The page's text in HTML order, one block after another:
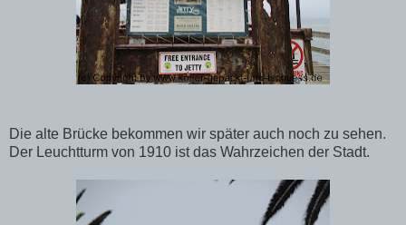
Die alte Brücke bekommen wir später auch noch zu sehen.
Der Leuchtturm von 1910 ist das Wahrzeichen der Stadt.